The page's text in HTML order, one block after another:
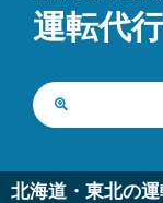
運転代
北海道・東北の